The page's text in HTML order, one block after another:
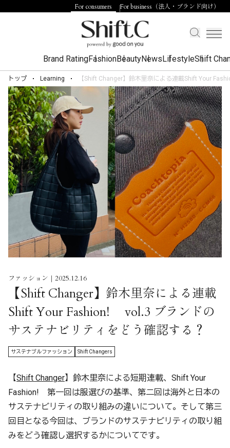
For consumers For business（法人・ブランド向け）
Brand RatingFashionBeautyNewsLifestyleShift
トップ Learning 【Shift Changer】鈴木里奈による連載Shift Your
ファッション｜2025.12.16
【Shift Changer】鈴木里奈による連載
Shift Your Fashion! vol.3 ブランドの
サステナビリティをどう確認する？
サステナブルファッション Shift Changers
【Shift Changer】鈴木里奈による短期連載、Shift Your
Fashion! 第一回は服選びの基準、第二回は海外と日本の
サステナビリティの取り組みの違いについて。そして第三
回目となる今回は、ブランドのサステナビリティの取り組
みをどう確認し選択するかについてです。